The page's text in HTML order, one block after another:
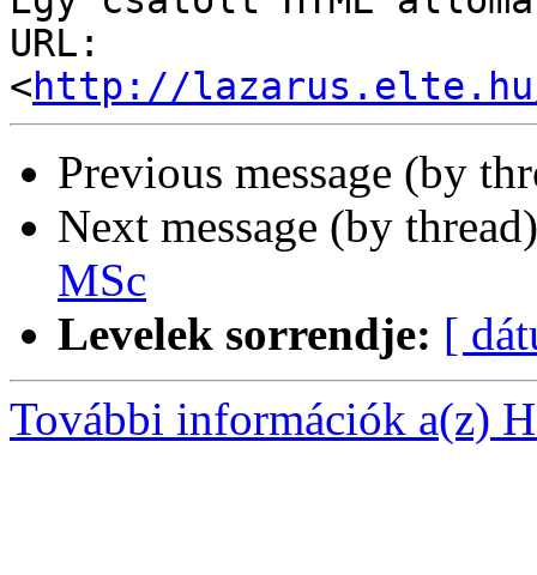
URL:
<http://lazarus.elte.hu/
Previous message (by
Next message (by
MSc
Levelek sorrendje: [
További információk a(z)